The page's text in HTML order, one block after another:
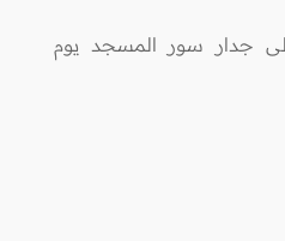
جدار سور المسجد يوم